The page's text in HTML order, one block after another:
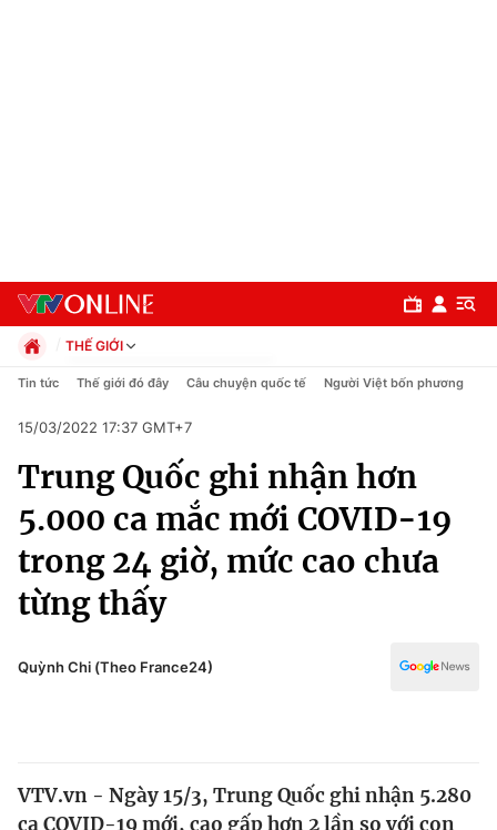
Chuyên mục
Chính trị
Xã hội
Tin tức
THẾ GIỚI
Chính trị
Pháp luật
Kinh tế
Thể thao
Truyền hình
Văn hóa - Giải trí
Y tế
Đời sống
Giáo dục
Tin tức Thế giới đó đây Câu chuyện quốc tế Người Việt bốn phương
15/03/2022 17:37 GMT+7
Trung Quốc ghi nhận hơn
5.000 ca mắc mới COVID-19
trong 24 giờ, mức cao chưa
từng thấy
Quỳnh Chi (Theo France24)
VTV.vn - Ngày 15/3, Trung Quốc ghi nhận 5.280
ca COVID-19 mới, cao gấp hơn 2 lần so với con